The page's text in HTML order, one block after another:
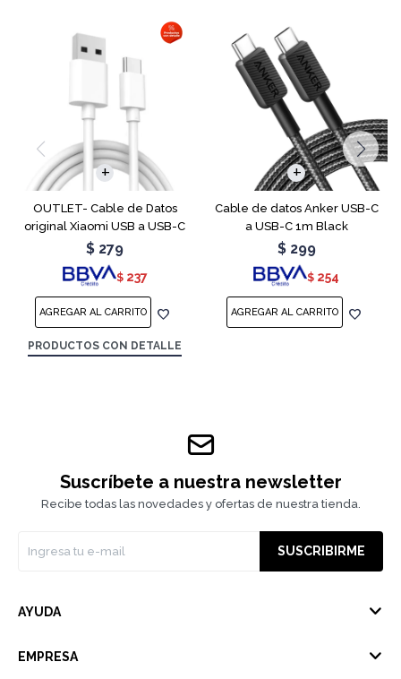
OUTLET- Cable de Datos
original Xiaomi USB a USB-C
1m Blanco
$ 279
$ 237
PRODUCTOS CON DETALLE
Cable de datos Anker USB-C
a USB-C 1m Black
$ 299
$ 254
Suscríbete a nuestra newsletter
Recibe todas las novedades y ofertas de nuestra tienda.
SUSCRIBIRME
AYUDA
EMPRESA